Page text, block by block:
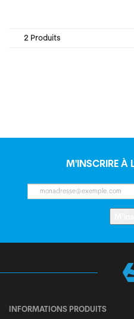
2 Produits
M'INSCRIRE À
INFORMATIONS PRODUITS